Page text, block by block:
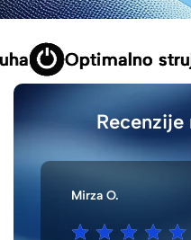
Optimalno
Optimalno
Optimalno
Recenzije
Mirza O.